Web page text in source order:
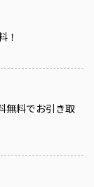
！
無料でお引き取